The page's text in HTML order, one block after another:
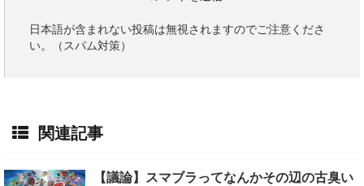
日本語が含まれない投稿は無視されますのでご注意くださ
い。（スパム対策）
関連記事
【議論】スマブラってなんかその辺の古臭い